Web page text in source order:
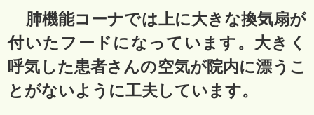
肺機能コーナでは上に大きな換気扇が
付いたフードになっています。大きく
呼気した患者さんの空気が院内に漂うこ
とがないように工夫しています。